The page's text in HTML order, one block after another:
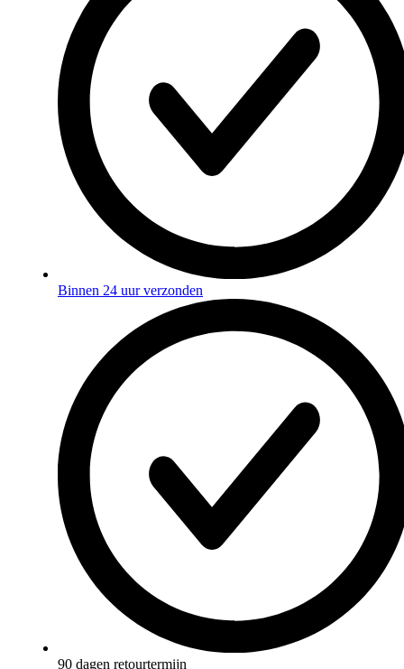
Binnen 24 uur verzonden
90 dagen retourtermijn